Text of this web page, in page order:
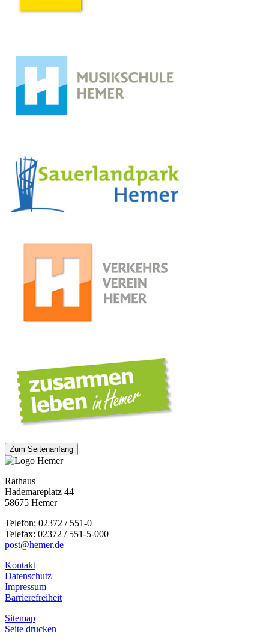
Zum Seitenanfang
Rathaus
Hademareplatz 44
58675 Hemer
Telefon: 02372 / 551-0
Telefax: 02372 / 551-5-000
post@hemer.de
Kontakt
Datenschutz
Impressum
Barrierefreiheit
Sitemap
Seite drucken